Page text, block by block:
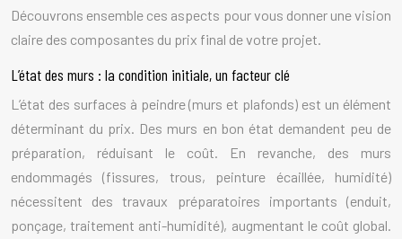
Découvrons ensemble ces aspects pour vous donner une vision
claire des composantes du prix final de votre projet.
L’état des murs : la condition initiale, un facteur clé
L’état des surfaces à peindre (murs et plafonds) est un élément
déterminant du prix. Des murs en bon état demandent peu de
préparation, réduisant le coût. En revanche, des murs
endommagés (fissures, trous, peinture écaillée, humidité)
nécessitent des travaux préparatoires importants (enduit,
ponçage, traitement anti-humidité), augmentant le coût global.